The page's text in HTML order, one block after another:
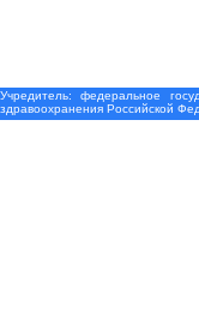
Учредитель: федеральное
здравоохранения Российской